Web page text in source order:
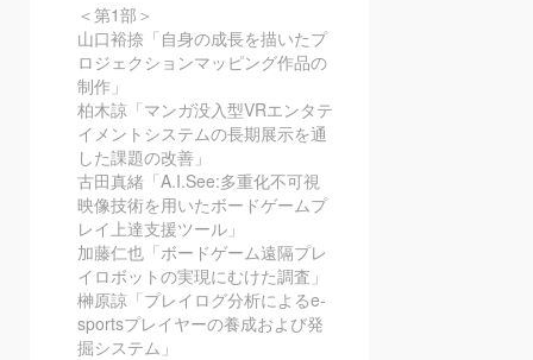
＜第1部＞
山口裕捺「自身の成長を描いたプ
ロジェクションマッピング作品の
制作」
柏木諒「マンガ没入型VRエンタテ
イメントシステムの長期展示を通
した課題の改善」
古田真緒「A.I.See:多重化不可視
映像技術を用いたボードゲームプ
レイ上達支援ツール」
加藤仁也「ボードゲーム遠隔プレ
イロボットの実現にむけた調査」
榊原諒「プレイログ分析によるe-
sportsプレイヤーの養成および発
掘システム」